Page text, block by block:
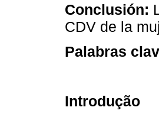
Conclusión:
CDV de la
Palabras
Introdução